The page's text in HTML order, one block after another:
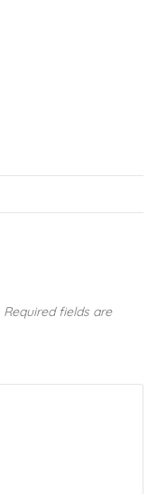
Required fields are